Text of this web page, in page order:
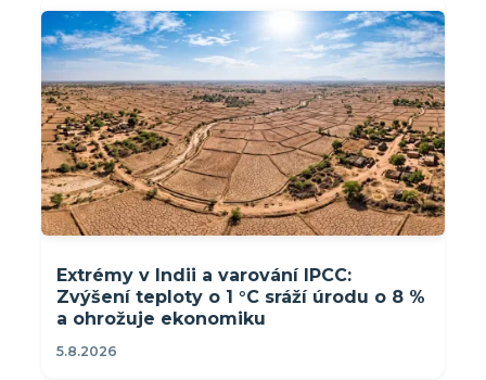
Extrémy v Indii a varování IPCC:
Zvýšení teploty o 1 °C sráží úrodu o 8 %
a ohrožuje ekonomiku
5.8.2026